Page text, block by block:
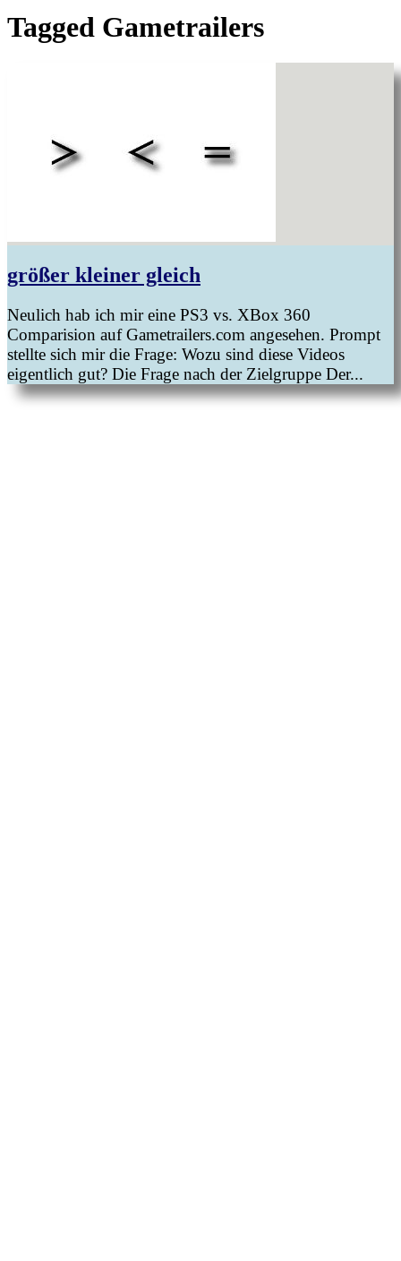
Tagged Gametrailers
größer kleiner gleich
Neulich hab ich mir eine PS3 vs. XBox 360
Comparision auf Gametrailers.com angesehen. Prompt
stellte sich mir die Frage: Wozu sind diese Videos
eigentlich gut? Die Frage nach der Zielgruppe Der...